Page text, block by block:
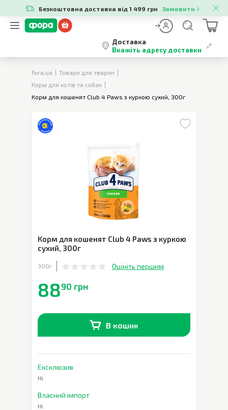
Безкоштовна доставка від 1 499 грн Замовити
Доставка
Вкажіть адресу доставки
fora.ua
Товари для тварин
Корм для котів та собак
Корм для кошенят Club 4 Paws з куркою сухий, 300г
Корм для кошенят Club 4 Paws з куркою
сухий, 300г
300г Оцініть першим
8890 грн
В кошик
Ексклюзив
Ні
Власний імпорт
Ні